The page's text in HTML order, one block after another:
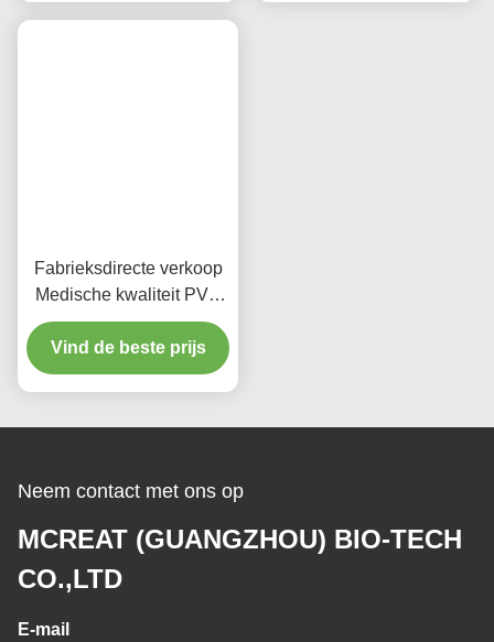
Fabrieksdirecte verkoop
Medische kwaliteit PVC
en latexvrij endotracheale
buisblokker
Vind de beste prijs
Neem contact met ons op
MCREAT (GUANGZHOU) BIO-TECH
CO.,LTD
E-mail